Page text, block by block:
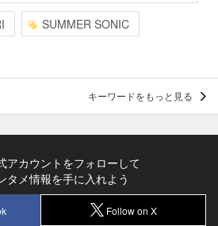
SUMMER SONIC
キーワードをもっと見る
アカウントをフォローして
タメ情報を手に入れよう
Follow on X